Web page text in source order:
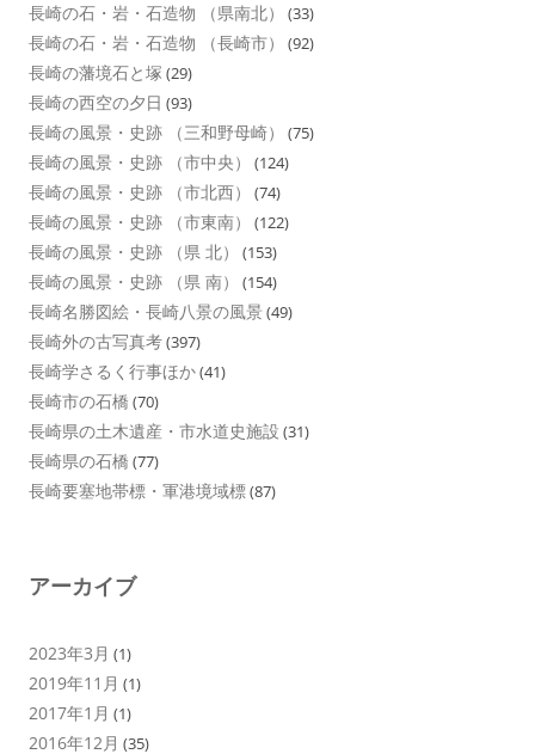
長崎の石・岩・石造物 （県南北） (33)
長崎の石・岩・石造物 （長崎市） (92)
長崎の藩境石と塚 (29)
長崎の西空の夕日 (93)
長崎の風景・史跡 （三和野母崎） (75)
長崎の風景・史跡 （市中央） (124)
長崎の風景・史跡 （市北西） (74)
長崎の風景・史跡 （市東南） (122)
長崎の風景・史跡 （県 北） (153)
長崎の風景・史跡 （県 南） (154)
長崎名勝図絵・長崎八景の風景 (49)
長崎外の古写真考(397)
長崎学さるく行事ほか(41)
長崎市の石橋 (70)
長崎県の土木遺産・市水道史施設 (31)
長崎県の石橋 (77)
長崎要塞地帯標・軍港境域標(87)
アーカイブ
2023年3月 (1)
2019年11月 (1)
2017年1月 (1)
2016年12月 (35)